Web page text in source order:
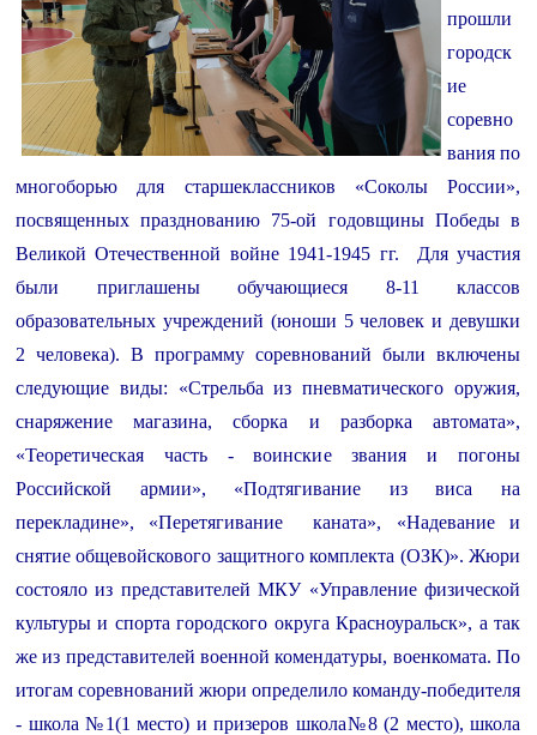
прошли
городск
ие
соревно
вания по
многоборью для старшеклассников «Соколы России»,
посвященных празднованию 75-ой годовщины Победы в
Великой Отечественной войне 1941-1945 гг.
Для участия
были приглашены обучающиеся 8-11 классов
образовательных учреждений (юноши 5 человек и девушки
2 человека). В программу соревнований были включены
следующие виды: «Стрельба из пневматического оружия,
снаряжение магазина, сборка и разборка автомата»,
«Теоретическая часть - воинские звания и погоны
Российской армии», «Подтягивание из виса на
перекладине», «Перетягивание каната», «Надевание и
снятие общевойскового защитного комплекта (ОЗК)». Жюри
состояло из представителей МКУ «Управление физической
культуры и спорта городского округа Красноуральск», а так
же из представителей военной комендатуры, военкомата. По
итогам соревнований жюри определило команду-победителя
- школа №1(1 место) и призеров школа№8 (2 место), школа